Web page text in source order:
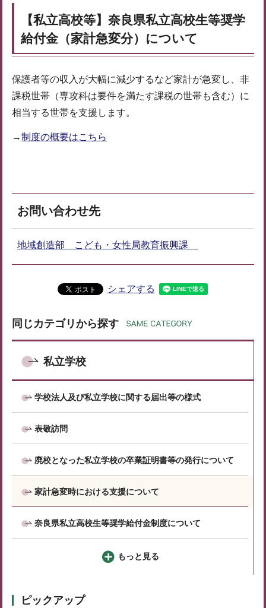
【私立高校等】奈良県私立高校生等奨学
給付金（家計急変分）について
保護者等の収入が大幅に減少するなど家計が急変し、非
課税世帯（専攻科は要件を満たす課税の世帯も含む）に
相当する世帯を支援します。
→制度の概要はこちら
お問い合わせ先
地域創造部 こども・女性局教育振興課
シェアする
同じカテゴリから探す
私立学校
学校法人及び私立学校に関する届出等の様式
表敬訪問
廃校となった私立学校の卒業証明書等の発行について
家計急変時における支援について
奈良県私立高校生等奨学給付金制度について
もっと見る
ピックアップ